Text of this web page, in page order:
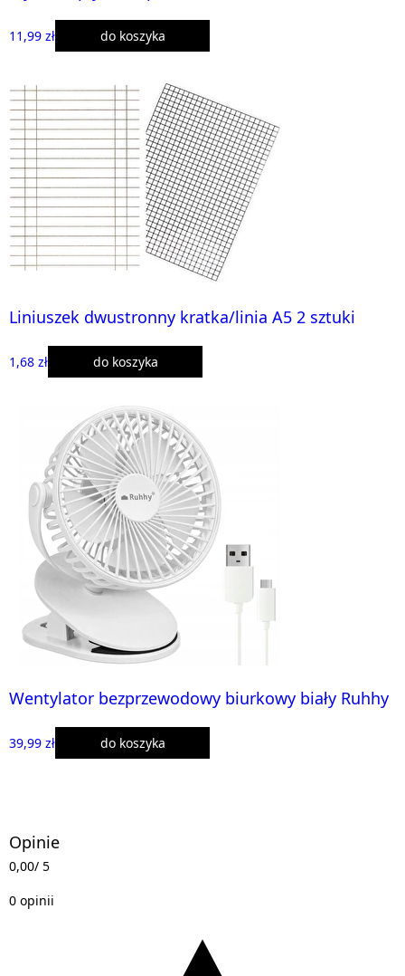
11,99 zł do koszyka
Liniuszek dwustronny kratka/linia A5 2 sztuki
1,68 zł do koszyka
Wentylator bezprzewodowy biurkowy biały Ruhhy
39,99 zł do koszyka
Opinie
0,00/ 5
0 opinii